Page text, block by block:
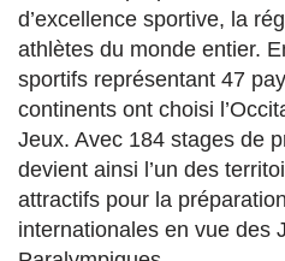
d’excellence sportive, la
athlètes du monde entier.
sportifs représentant 47
continents ont choisi
Jeux. Avec 184 stages de
devient ainsi l’un des
attractifs pour la
internationales en vue des